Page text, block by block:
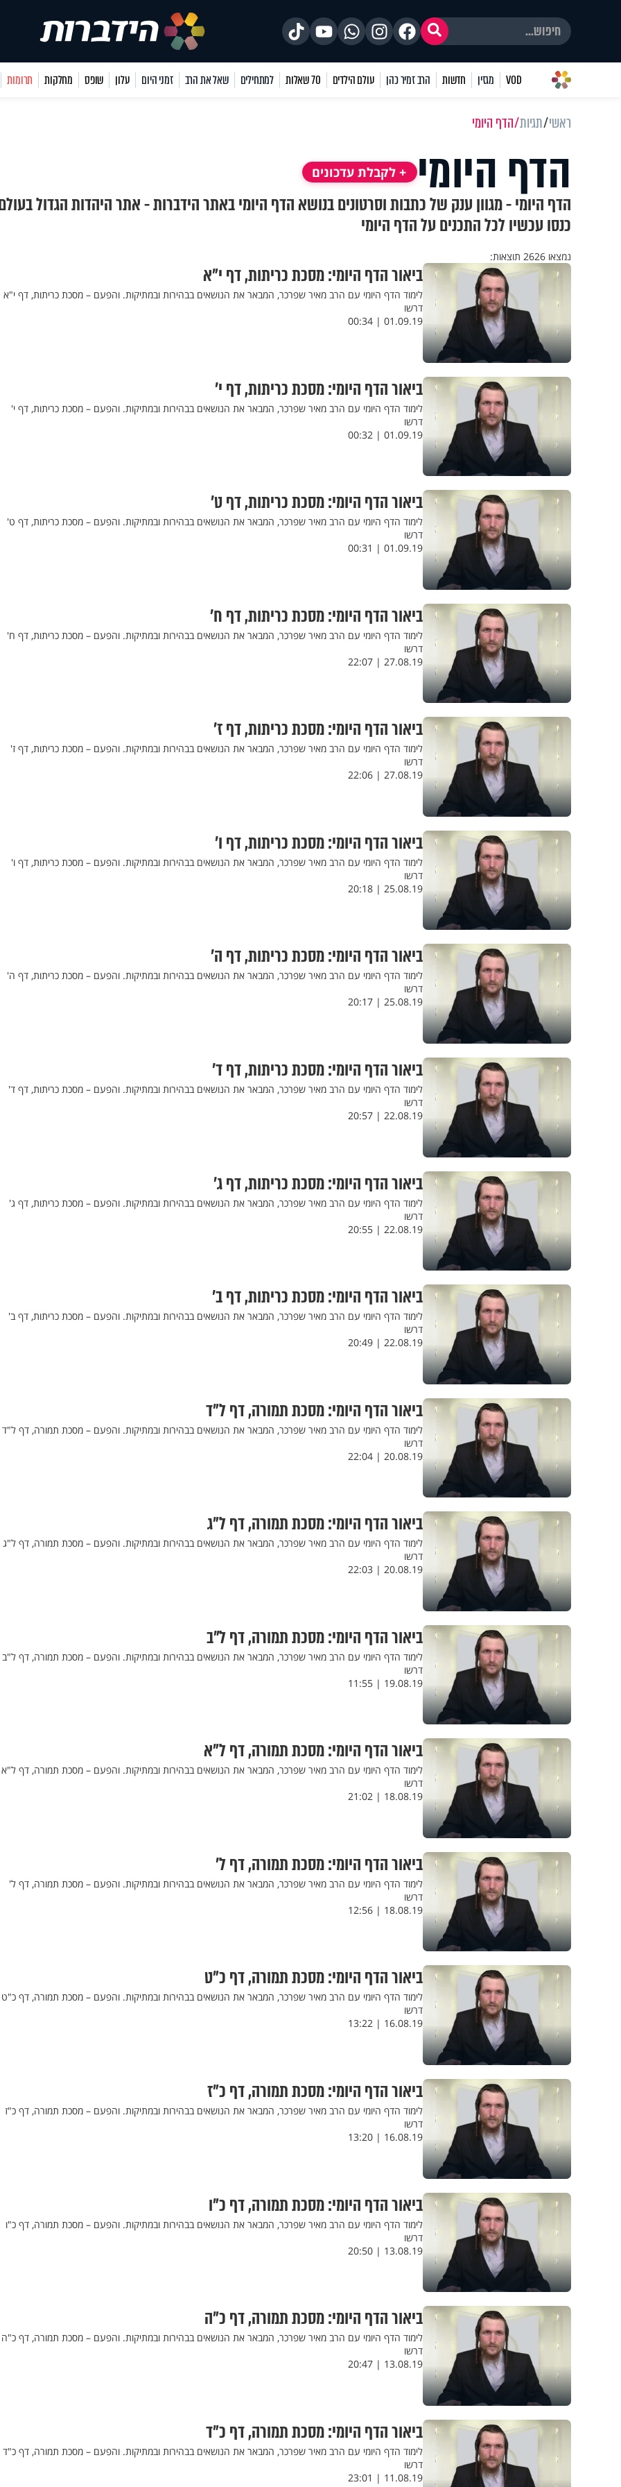
VOD מגזין חדשות הרב זמיר כהן עולם הילדים 70 שאלות למתחילים שאל את הרב זמני היום עלון שופס מחלקות תרומות
ראשי תגיות הדף היומי
הדף היומי + לקבלת עדכונים
הדף היומי - מגוון ענק של כתבות וסרטונים בנושא הדף היומי באתר הידברות - אתר היהדות הגדול
כנסו עכשיו לכל התכנים על הדף היומי
נמצאו 2626 תוצאות:
ביאור הדף היומי: מסכת כריתות, דף י"א
לימוד הדף היומי עם הרב מאיר שפרכר, המבאר את הנושאים בבהירות ובמתיקות. והפעם – מסכת כריתות, דף י"א
דרשו
01.09.19 | 00:34
ביאור הדף היומי: מסכת כריתות, דף י’
לימוד הדף היומי עם הרב מאיר שפרכר, המבאר את הנושאים בבהירות ובמתיקות. והפעם – מסכת כריתות, דף י'
דרשו
01.09.19 | 00:32
ביאור הדף היומי: מסכת כריתות, דף ט’
לימוד הדף היומי עם הרב מאיר שפרכר, המבאר את הנושאים בבהירות ובמתיקות. והפעם – מסכת כריתות, דף ט'
דרשו
01.09.19 | 00:31
ביאור הדף היומי: מסכת כריתות, דף ח’
לימוד הדף היומי עם הרב מאיר שפרכר, המבאר את הנושאים בבהירות ובמתיקות. והפעם – מסכת כריתות, דף ח'
דרשו
27.08.19 | 22:07
ביאור הדף היומי: מסכת כריתות, דף ז’
לימוד הדף היומי עם הרב מאיר שפרכר, המבאר את הנושאים בבהירות ובמתיקות. והפעם – מסכת כריתות, דף ז'
דרשו
27.08.19 | 22:06
ביאור הדף היומי: מסכת כריתות, דף ו’
לימוד הדף היומי עם הרב מאיר שפרכר, המבאר את הנושאים בבהירות ובמתיקות. והפעם – מסכת כריתות, דף ו'
דרשו
25.08.19 | 20:18
ביאור הדף היומי: מסכת כריתות, דף ה’
לימוד הדף היומי עם הרב מאיר שפרכר, המבאר את הנושאים בבהירות ובמתיקות. והפעם – מסכת כריתות, דף ה'
דרשו
25.08.19 | 20:17
ביאור הדף היומי: מסכת כריתות, דף ד’
לימוד הדף היומי עם הרב מאיר שפרכר, המבאר את הנושאים בבהירות ובמתיקות. והפעם – מסכת כריתות, דף ד'
דרשו
22.08.19 | 20:57
ביאור הדף היומי: מסכת כריתות, דף ג’
לימוד הדף היומי עם הרב מאיר שפרכר, המבאר את הנושאים בבהירות ובמתיקות. והפעם – מסכת כריתות, דף ג'
דרשו
22.08.19 | 20:55
ביאור הדף היומי: מסכת כריתות, דף ב’
לימוד הדף היומי עם הרב מאיר שפרכר, המבאר את הנושאים בבהירות ובמתיקות. והפעם – מסכת כריתות, דף ב'
דרשו
22.08.19 | 20:49
ביאור הדף היומי: מסכת תמורה, דף ל"ד
לימוד הדף היומי עם הרב מאיר שפרכר, המבאר את הנושאים בבהירות ובמתיקות. והפעם – מסכת תמורה, דף ל"ד
דרשו
20.08.19 | 22:04
ביאור הדף היומי: מסכת תמורה, דף ל"ג
לימוד הדף היומי עם הרב מאיר שפרכר, המבאר את הנושאים בבהירות ובמתיקות. והפעם – מסכת תמורה, דף ל"ג
דרשו
20.08.19 | 22:03
ביאור הדף היומי: מסכת תמורה, דף ל"ב
לימוד הדף היומי עם הרב מאיר שפרכר, המבאר את הנושאים בבהירות ובמתיקות. והפעם – מסכת תמורה, דף ל"ב
דרשו
19.08.19 | 11:55
ביאור הדף היומי: מסכת תמורה, דף ל"א
לימוד הדף היומי עם הרב מאיר שפרכר, המבאר את הנושאים בבהירות ובמתיקות. והפעם – מסכת תמורה, דף ל"א
דרשו
18.08.19 | 21:02
ביאור הדף היומי: מסכת תמורה, דף ל’
לימוד הדף היומי עם הרב מאיר שפרכר, המבאר את הנושאים בבהירות ובמתיקות. והפעם – מסכת תמורה, דף ל'
דרשו
18.08.19 | 12:56
ביאור הדף היומי: מסכת תמורה, דף כ"ט
לימוד הדף היומי עם הרב מאיר שפרכר, המבאר את הנושאים בבהירות ובמתיקות. והפעם – מסכת תמורה, דף כ"ט
דרשו
16.08.19 | 13:22
ביאור הדף היומי: מסכת תמורה, דף כ"ז
לימוד הדף היומי עם הרב מאיר שפרכר, המבאר את הנושאים בבהירות ובמתיקות. והפעם – מסכת תמורה, דף כ"ז
דרשו
16.08.19 | 13:20
ביאור הדף היומי: מסכת תמורה, דף כ"ו
לימוד הדף היומי עם הרב מאיר שפרכר, המבאר את הנושאים בבהירות ובמתיקות. והפעם – מסכת תמורה, דף כ"ו
דרשו
13.08.19 | 20:50
ביאור הדף היומי: מסכת תמורה, דף כ"ה
לימוד הדף היומי עם הרב מאיר שפרכר, המבאר את הנושאים בבהירות ובמתיקות. והפעם – מסכת תמורה, דף כ"ה
דרשו
13.08.19 | 20:47
ביאור הדף היומי: מסכת תמורה, דף כ"ד
לימוד הדף היומי עם הרב מאיר שפרכר, המבאר את הנושאים בבהירות ובמתיקות. והפעם – מסכת תמורה, דף כ"ד
דרשו
11.08.19 | 23:01